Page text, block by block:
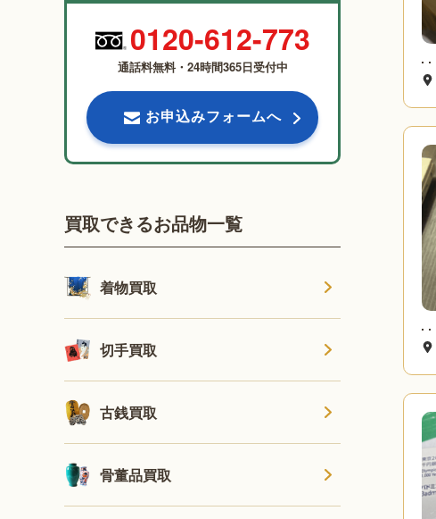
0120-612-773
通話料無料・24時間365日受付中
お申込みフォームへ
買取できるお品物一覧
着物買取
切手買取
古銭買取
骨董品買取